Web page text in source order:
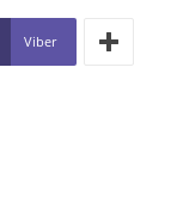
Viber